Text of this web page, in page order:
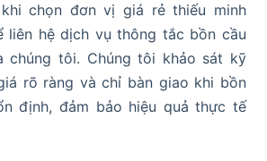
chọn đơn vị giá rẻ thiếu minh
liên hệ dịch vụ thông tắc bồn cầu
chúng tôi. Chúng tôi khảo sát kỹ
rõ ràng và chỉ bàn giao khi bồn
định, đảm bảo hiệu quả thực tế